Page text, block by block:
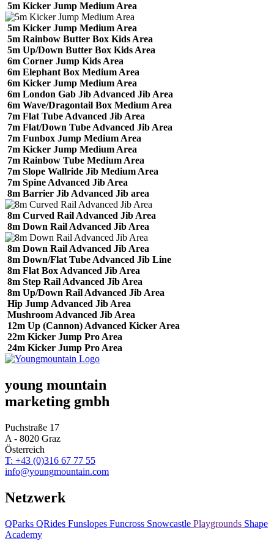
5m Kicker Jump Medium Area
5m Kicker Jump Medium Area
5m Rainbow Butter Box Kids Area
5m Up/Down Butter Box Kids Area
6m Corner Jump Kids Area
6m Elephant Box Medium Area
6m Kicker Jump Medium Area
6m London Gab Jib Advanced Jib Area
6m Wave/Dragontail Box Medium Area
7m Flat Tube Advanced Jib Area
7m Flat/Down Tube Advanced Jib Area
7m Funbox Jump Medium Area
7m Kicker Jump Medium Area
7m Rainbow Tube Medium Area
7m Slope Wallride Jib Medium Area
7m Spine Advanced Jib Area
8m Barrier Jib Advanced Jib area
8m Curved Rail Advanced Jib Area
8m Down Rail Advanced Jib Area
8m Down Rail Advanced Jib Area
8m Down/Flat Tube Advanced Jib Line
8m Flat Box Advanced Jib Area
8m Step Rail Advanced Jib Area
8m Up/Down Rail Advanced Jib Area
Hip Jump Advanced Jib Area
Mushroom Advanced Jib Area
12m Up (Cannon) Advanced Kicker Area
22m Kicker Jump Pro Area
24m Kicker Jump Pro Area
young mountain
marketing gmbh
Puchstraße 17
A - 8020 Graz
Österreich
T: +43 (0)316 67 77 55
info@youngmountain.com
Netzwerk
QParks QRides Funslopes Funcross Snowcastle Playgrounds Shape
Academy